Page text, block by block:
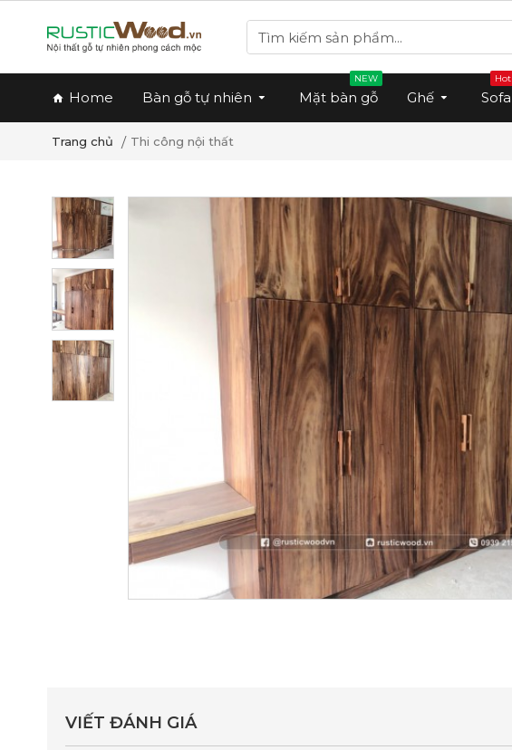
Home Bàn gỗ tự nhiên Mặt bàn gỗ
NEW
Ghế Sofa
Hot
Trang chủ Thi công nội thất
VIẾT ĐÁNH GIÁ